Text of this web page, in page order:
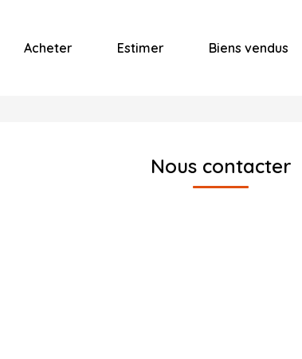
Acheter Estimer Biens vendus
Nous contacter